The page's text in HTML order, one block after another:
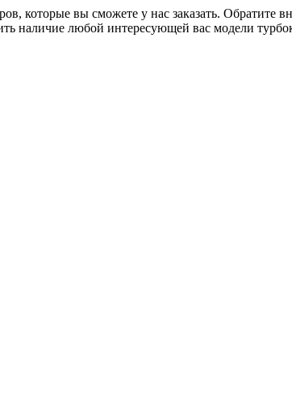
которые вы сможете у нас заказать.
наличие любой интересующей вас модели